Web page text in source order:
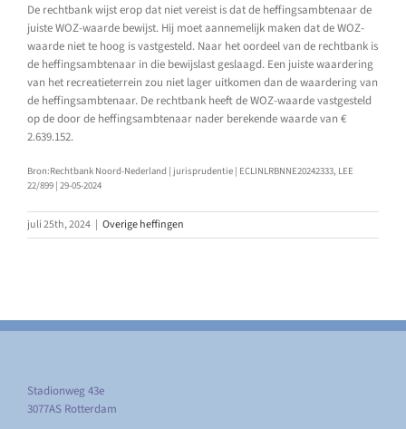
De rechtbank wijst erop dat niet vereist is dat de heffingsambtenaar de
juiste WOZ-waarde bewijst. Hij moet aannemelijk maken dat de WOZ-
waarde niet te hoog is vastgesteld. Naar het oordeel van de rechtbank is
de heffingsambtenaar in die bewijslast geslaagd. Een juiste waardering
van het recreatieterrein zou niet lager uitkomen dan de waardering van
de heffingsambtenaar. De rechtbank heeft de WOZ-waarde vastgesteld
op de door de heffingsambtenaar nader berekende waarde van €
2.639.152.
Bron:Rechtbank Noord-Nederland | jurisprudentie | ECLINLRBNNE20242333, LEE
22/899 | 29-05-2024
juli 25th, 2024 | Overige heffingen
Stadionweg 43e
3077AS Rotterdam